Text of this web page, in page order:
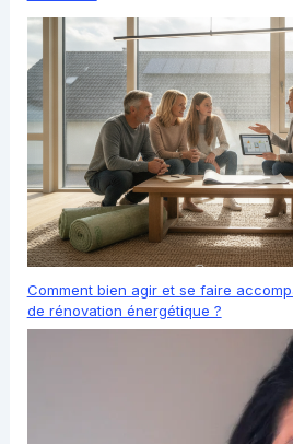
Comment bien agir et se faire
de rénovation énergétique ?